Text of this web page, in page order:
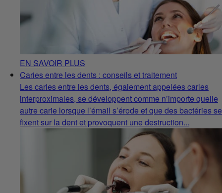
EN SAVOIR PLUS
Caries entre les dents : conseils et traitement
Les caries entre les dents, également appelées caries
interproximales, se développent comme n’importe quelle
autre carie lorsque l’émail s’érode et que des bactéries se
fixent sur la dent et provoquent une destruction...